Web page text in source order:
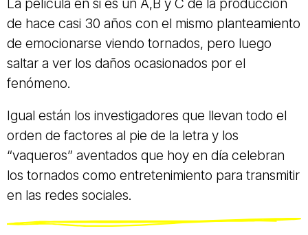
La película en si es un A,B y C de la producción
de hace casi 30 años con el mismo planteamiento
de emocionarse viendo tornados, pero luego
saltar a ver los daños ocasionados por el
fenómeno.
Igual están los investigadores que llevan todo el
orden de factores al pie de la letra y los
“vaqueros” aventados que hoy en día celebran
los tornados como entretenimiento para transmitir
en las redes sociales.